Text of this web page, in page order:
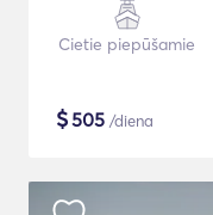
Cietie piepūšamie
$505 /diena